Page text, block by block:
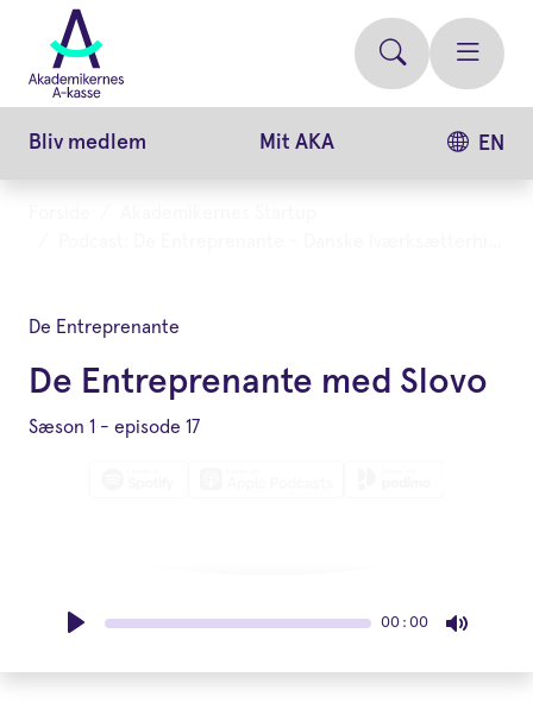
videre
hovedindhold
Bliv medlem Mit AKA EN
De Entreprenante
De Entreprenante med Slovo
Sæson 1 - episode 17
00:00